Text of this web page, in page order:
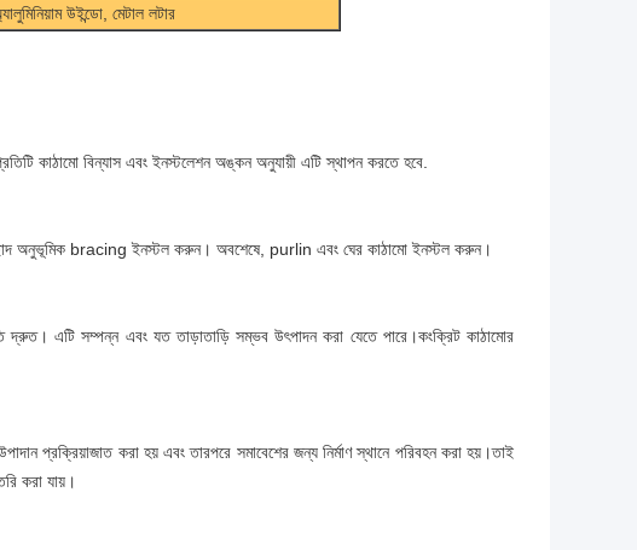
উইন্ডো, মেটাল লটার
কাঠামো বিন্যাস এবং ইনস্টলেশন অঙ্কন অনুযায়ী এটি স্থাপন করতে হবে.
অনুভূমিক bracing ইনস্টল করুন। অবশেষে, purlin এবং ঘের কাঠামো ইনস্টল করুন।
দ্রুত। এটি সম্পন্ন এবং যত তাড়াতাড়ি সম্ভব উৎপাদন করা যেতে পারে।কংক্রিট কাঠামোর
প্রক্রিয়াজাত করা হয় এবং তারপরে সমাবেশের জন্য নির্মাণ স্থানে পরিবহন করা হয়।তাই
করা যায়।